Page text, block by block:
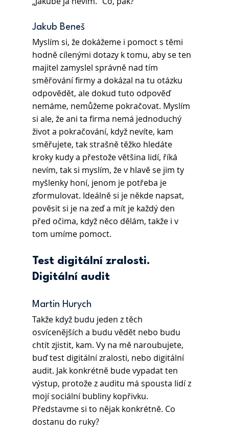
Jakub Beneš
Myslím si, že dokážeme i pomoct s těmi
hodně cílenými dotazy k tomu, aby se ten
majitel zamyslel správně nad tím
směřování firmy a dokázal na tu otázku
odpovědět, ale dokud tuto odpověď
nemáme, nemůžeme pokračovat. Myslím
si ale, že ani ta firma nemá jednoduchý
život a pokračování, když nevíte, kam
směřujete, tak strašně těžko hledáte
kroky kudy a přestože většina lidí, říká
nevím, tak si myslím, že v hlavě se jim ty
myšlenky honí, jenom je potřeba je
zformulovat. Ideálně si je někde napsat,
pověsit si je na zeď a mít je každý den
před očima, když něco dělám, takže i v
tom umíme pomoct.
Test digitální zralosti.
Digitální audit
Martin Hurych
Takže když budu jeden z těch
osvícenějších a budu vědět nebo budu
chtít zjistit, kam. Vy na mě naroubujete,
buď test digitální zralosti, nebo digitální
audit. Jak konkrétně bude vypadat ten
výstup, protože z auditu má spousta lidí z
mojí sociální bubliny kopřivku.
Představme si to nějak konkrétně. Co
dostanu do ruky?